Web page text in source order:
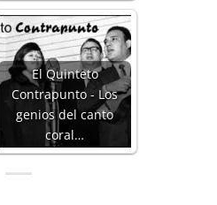
El Quinteto
Contrapunto - Los
genios del canto
coral…